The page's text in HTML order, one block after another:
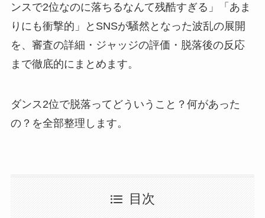
ンスで2位なのに落ちるなんて残酷すぎる」「あま
りにも衝撃的」とSNSが騒然となった波乱の展開
を、審査の詳細・ジャッジの評価・脱落後の反応
まで徹底的にまとめます。
ダンス2位で脱落ってどういうこと？何があった
の？を全部整理します。
目次